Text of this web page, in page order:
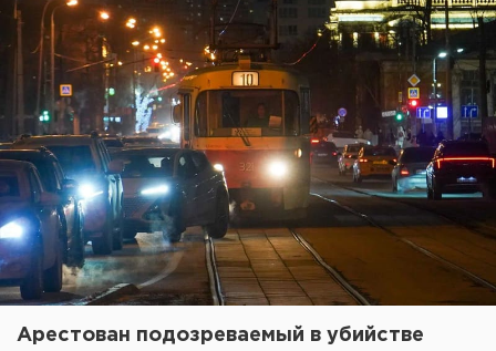
Арестован подозреваемый в убийстве